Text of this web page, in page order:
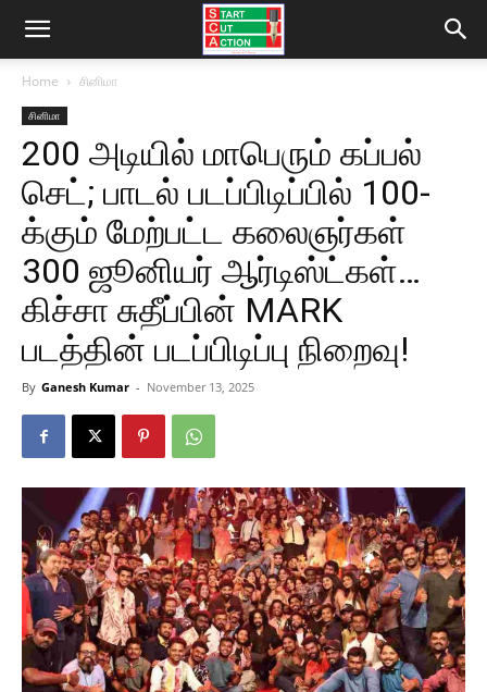
Home சினிமா
சினிமா
200 அடியில் மாபெரும் கப்பல்
செட்; பாடல் படப்பிடிப்பில் 100-
க்கும் மேற்பட்ட கலைஞர்கள்
300 ஜூனியர் ஆர்டிஸ்ட்கள்…
கிச்சா சுதீப்பின் MARK
படத்தின் படப்பிடிப்பு நிறைவு!
By Ganesh Kumar - November 13, 2025